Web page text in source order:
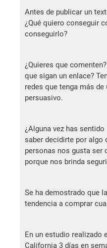
Antes de publicar un
¿Qué quiero conseguir
conseguirlo?
¿Quieres que
que sigan un enlace?
redes que tenga más
persuasivo.
¿Alguna vez has
saber decidirte por algo
personas nos gusta ser
porque nos brinda
Se ha demostrado que
tendencia a comprar
En un estudio realizado
California 3 días en